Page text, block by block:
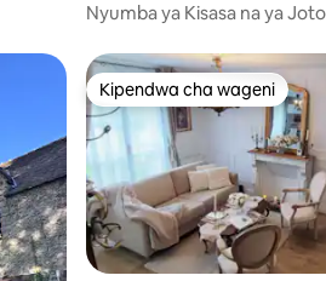
anne
Nyumba ya Kisasa na ya Joto
Kipendwa cha wageni
Kipendwa cha wageni